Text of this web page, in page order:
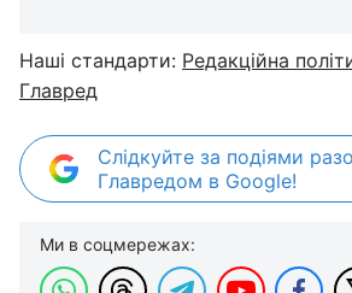
Наші стандарти: Редакційна
Главред
Слідкуйте за подіями
Главредом в Google!
Ми в соцмережах: